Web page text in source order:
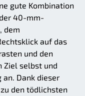
gute Kombination
40-mm-
dem
auf das
und den
Ziel selbst und
Dank dieser
den tödlichsten